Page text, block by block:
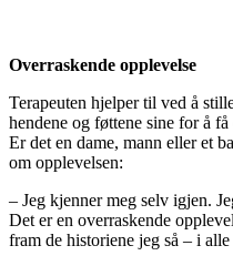
Overraskende opplevelse
Terapeuten hjelper til ved å
hendene og føttene sine for å
Er det en dame, mann eller et
om opplevelsen:
– Jeg kjenner meg selv igjen.
Det er en overraskende
fram de historiene jeg så – i